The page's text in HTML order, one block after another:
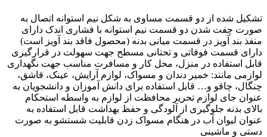
تشکیل شده از دو قسمت مساوی به شکل نیم استوانه اتصال به
صورت چفت شدن دو قسمت نیم استوانه با فشاری اندک دارای
منفذ بند آویز در قسمت میانی بدنه (محصول فاقد بند آویز است)
دارای قسمت فوقاتی و تحتانی مسطح جهت سهولت در قرارگیری
قابل استفاده در منزل، محل کار و مسافرت مناسب جهت نگهداری
لوازمی مانند: خمیر دندان و مسواک، لوازم آرایش، عینک، قاشق،
چنگال، چاقو و… قابل استفاده برای دانش آموزان و دانشجویان به
عنوان جای لوازم تحریر محافظت از لوازم به واسطه استحکام
بالای بدنه جلوگیری از آلودگی و حفظ بهداشت قابل استفاده به
عنوان لیوان آب در هنگام مسواک زدن قابلیت شستشو به صورت
دستی و ماشینی